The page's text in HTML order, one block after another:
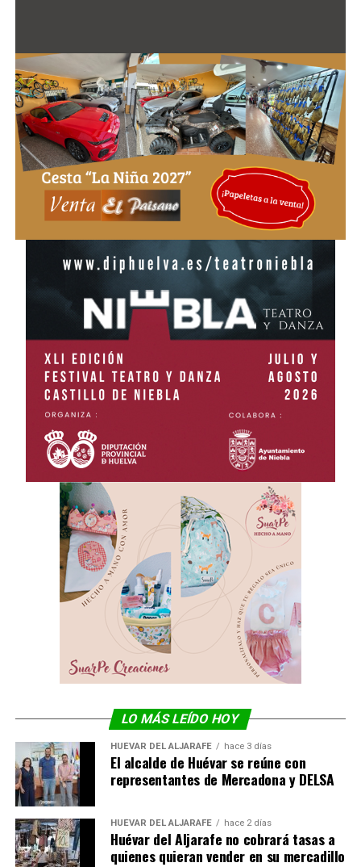
LO MÁS LEÍDO HOY
HUÉVAR DEL ALJARAFE hace 3 días
El alcalde de Huévar se reúne con
representantes de Mercadona y DELSA
HUÉVAR DEL ALJARAFE hace 2 días
Huévar del Aljarafe no cobrará tasas a
quienes quieran vender en su mercadillo